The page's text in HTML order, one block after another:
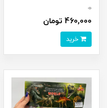
0
460,000 تومان